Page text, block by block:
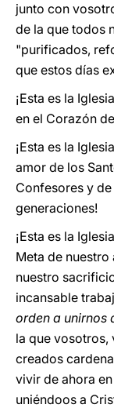
junto con
de la que todos
"purificados,
que estos días
¡Esta es la
en el Corazón
¡Esta es la
amor de los
Confesores y
generaciones!
¡Esta es la
Meta de
nuestro
incansable
orden a unirnos
la que vosotros,
creados
vivir de ahora
uniéndoos a